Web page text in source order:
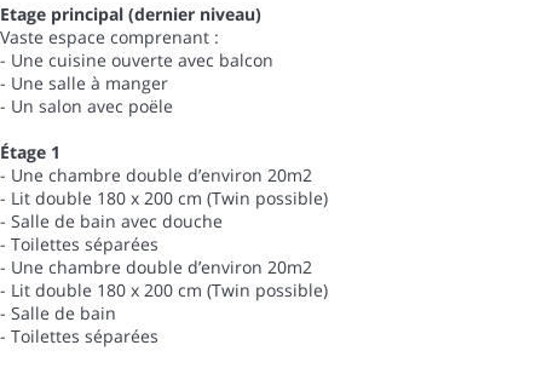
Etage principal (dernier niveau)
Vaste espace comprenant :
- Une cuisine ouverte avec balcon
- Une salle à manger
- Un salon avec poële
Étage 1
- Une chambre double d’environ 20m2
- Lit double 180 x 200 cm (Twin possible)
- Salle de bain avec douche
- Toilettes séparées
- Une chambre double d’environ 20m2
- Lit double 180 x 200 cm (Twin possible)
- Salle de bain
- Toilettes séparées